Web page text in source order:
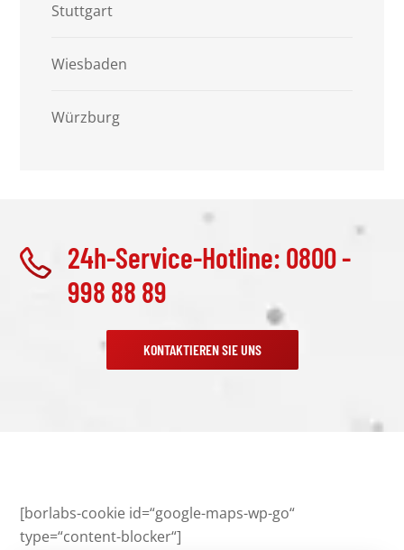
Stuttgart
Wiesbaden
Würzburg
24h-Service-Hotline: 0800 -
998 88 89
KONTAKTIEREN SIE UNS
[borlabs-cookie id=“google-maps-wp-go“
type=“content-blocker“]